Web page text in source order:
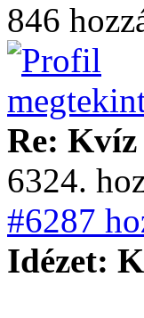
846
Re: Kvíz
6324.
#6287
Idézet: